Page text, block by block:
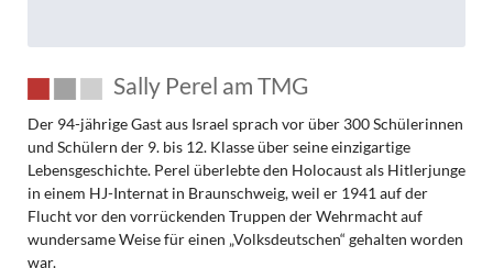
Sally Perel am TMG
Der 94-jährige Gast aus Israel sprach vor über 300 Schülerinnen
und Schülern der 9. bis 12. Klasse über seine einzigartige
Lebensgeschichte. Perel überlebte den Holocaust als Hitlerjunge
in einem HJ-Internat in Braunschweig, weil er 1941 auf der
Flucht vor den vorrückenden Truppen der Wehrmacht auf
wundersame Weise für einen „Volksdeutschen“ gehalten worden
war.